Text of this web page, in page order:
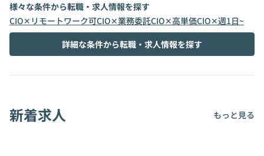
様々な条件から転職・求人情報を探す
CIO✕リモートワーク可CIO✕業務委託CIO✕高単価CIO✕週1日~
詳細な条件から転職・求人情報を探す
新着求人 もっと見る